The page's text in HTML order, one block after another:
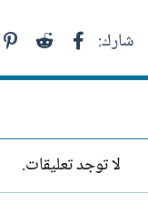
شارك: فيسبوك Reddit
لا توجد تعليقات.